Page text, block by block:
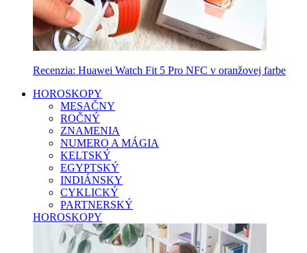
Recenzia: Huawei Watch Fit 5 Pro NFC v oranžovej farbe
HOROSKOPY
MESAČNY
ROČNÝ
ZNAMENIA
NUMERO A MÁGIA
KELTSKÝ
EGYPTSKÝ
INDIÁNSKY
CYKLICKÝ
PARTNERSKÝ
HOROSKOPY